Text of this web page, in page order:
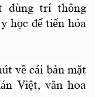
dùng trí thông
học để tiến hóa
về cái bản mặt
Việt, văn hoa